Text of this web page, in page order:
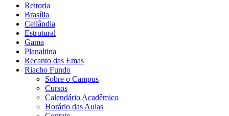
Reitoria
Brasília
Ceilândia
Estrutural
Gama
Planaltina
Recanto das Emas
Riacho Fundo
Sobre o Campus
Cursos
Calendário Acadêmico
Horário das Aulas